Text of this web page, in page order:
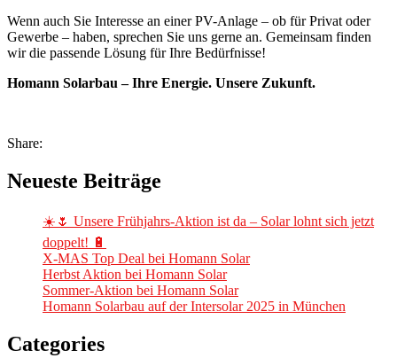
Wenn auch Sie Interesse an einer PV-Anlage – ob für Privat oder
Gewerbe – haben, sprechen Sie uns gerne an. Gemeinsam finden
wir die passende Lösung für Ihre Bedürfnisse!
Homann Solarbau – Ihre Energie. Unsere Zukunft.
Share:
Neueste Beiträge
☀️🌷 Unsere Frühjahrs-Aktion ist da – Solar lohnt sich jetzt
doppelt! 🔋
X-MAS Top Deal bei Homann Solar
Herbst Aktion bei Homann Solar
Sommer-Aktion bei Homann Solar
Homann Solarbau auf der Intersolar 2025 in München
Categories